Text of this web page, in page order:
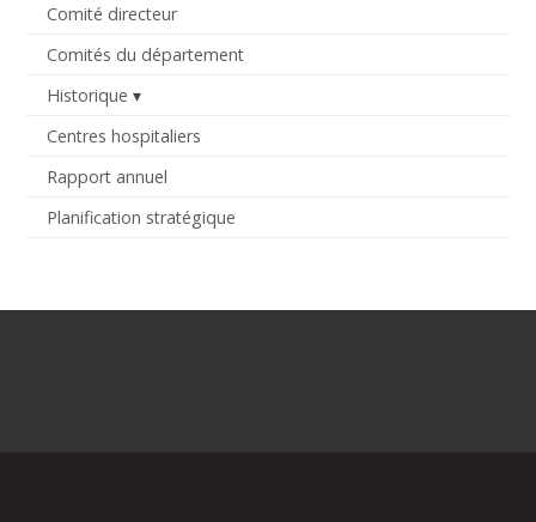
Comité directeur
Comités du département
Historique
Centres hospitaliers
Rapport annuel
Planification stratégique